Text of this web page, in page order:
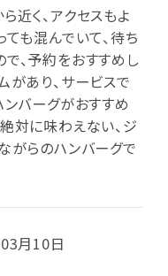
近く、アクセスもよ
ても混んでいて、待ち
、予約をおすすめし
があり、サービスで
ンバーグがおすすめ
対に味わえない、ジ
がらのハンバーグで
月10日